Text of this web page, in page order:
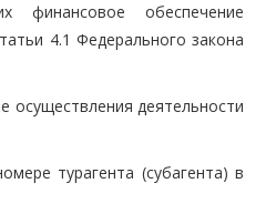
финансовое обеспечение
4.1 Федерального закона
осуществления деятельности
турагента (субагента) в